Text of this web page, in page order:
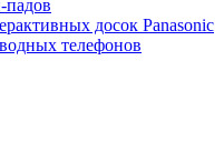
падов
досок Panasonic
телефонов